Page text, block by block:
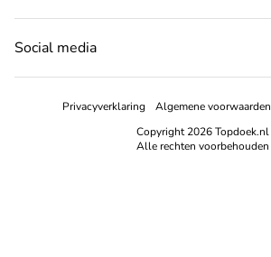
Social media
Privacyverklaring Algemene voorwaarden
Copyright 2026 Topdoek.nl
Alle rechten voorbehouden